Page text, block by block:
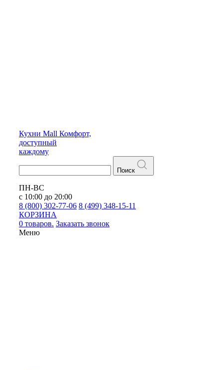
Кухни Mall Комфорт,
доступный
каждому
Поиск
ПН-ВС
с 10:00 до 20:00
8 (800) 302-77-06 8 (499) 348-15-11
КОРЗИНА
0 товаров. Заказать звонок
Меню